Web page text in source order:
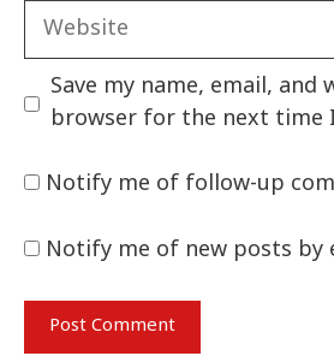
Website
Save my name, email, and
browser for the next time
Notify me of follow-up
Notify me of new posts by